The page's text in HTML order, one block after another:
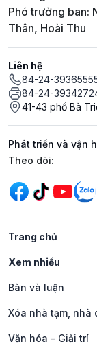
Phó trưởng ban:
Thân, Hoài Thu
Liên hệ
84-24-
84-24-
41-43 phố Bà
Phát triển và vận
Mạng xã
Theo dõi:
Trang chủ
Xem nhiều
Bàn và luận
Xóa nhà tạm, nhà
Văn hóa - Giải trí